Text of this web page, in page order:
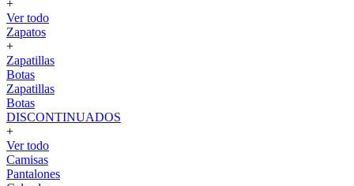
+
Ver todo
Zapatos
+
Zapatillas
Botas
Zapatillas
Botas
DISCONTINUADOS
+
Ver todo
Camisas
Pantalones